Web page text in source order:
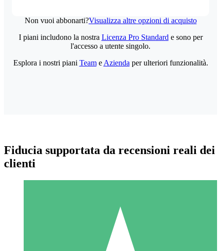
Non vuoi abbonarti?Visualizza altre opzioni di acquisto
Pacchetti di Crediti Individuali
I piani includono la nostra Licenza Pro Standard e sono per
l'accesso a utente singolo.
Esplora i nostri piani Teame Azienda per ulteriori funzionalità.
Fiducia supportata da recensioni reali dei
clienti